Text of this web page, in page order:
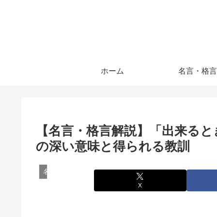
ホーム 名言・格言
【名言・格言解説】「出来る
の深い意味と得られる教訓
名言・格言
X